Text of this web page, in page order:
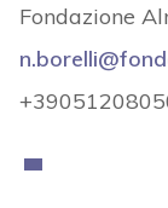
Fondazione